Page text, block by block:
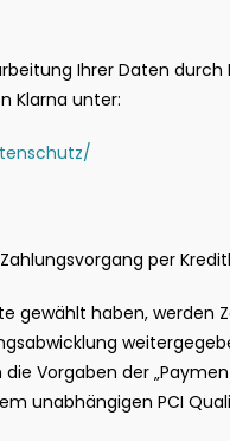
Ihrer Daten durch
Klarna unter:
per
gewählt haben, werden
Vorgaben der
unabhängigen PCI